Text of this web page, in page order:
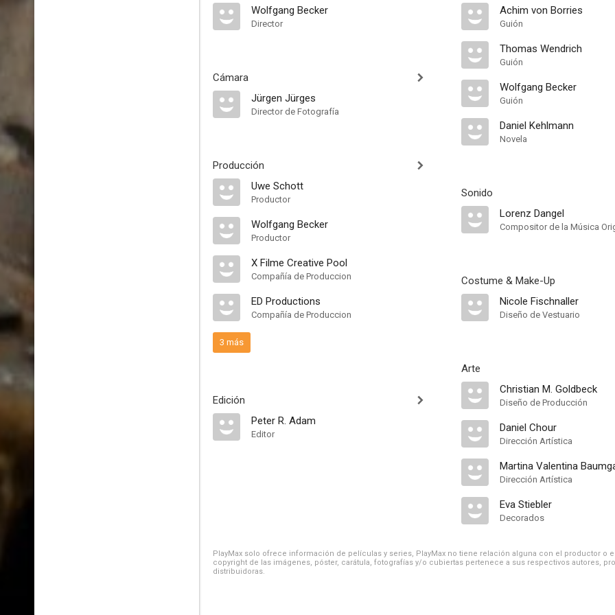
Wolfgang Becker
Director
Cámara
Jürgen Jürges
Director de Fotografía
Producción
Uwe Schott
Productor
Wolfgang Becker
Productor
X Filme Creative Pool
Compañía de Produccion
ED Productions
Compañía de Produccion
3 más
Edición
Peter R. Adam
Editor
Achim von Borries
Guión
Thomas Wendrich
Guión
Wolfgang Becker
Guión
Daniel Kehlmann
Novela
Sonido
Lorenz Dangel
Compositor de la Música
Costume & Make-Up
Nicole Fischnaller
Diseño de Vestuario
Arte
Christian M. Goldbeck
Diseño de Producción
Daniel Chour
Dirección Artística
Martina Valentina
Dirección Artística
Eva Stiebler
Decorados
PlayMax solo ofrece información de películas y series, PlayMax no tiene relación alguna con el productor o
copyright de las imágenes, póster, carátula, fotografías y/o cubiertas pertenece a sus respectivos autores,
distribuidoras.